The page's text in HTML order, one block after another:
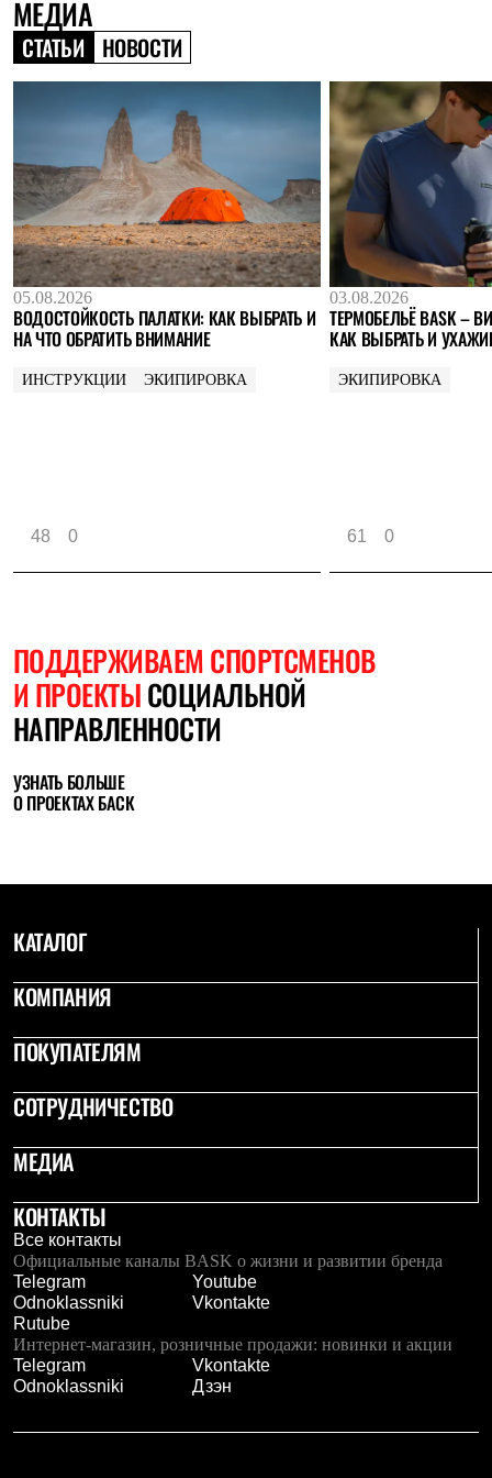
Где купить
МЕДИА
СТАТЬИ НОВОСТИ
05.08.2026
ВОДОСТОЙКОСТЬ ПАЛАТКИ: КАК ВЫБРАТЬ И
НА ЧТО ОБРАТИТЬ ВНИМАНИЕ
ИНСТРУКЦИИ ЭКИПИРОВКА
48 0
03.08.2026
ТЕРМОБЕЛЬЁ BASK –
КАК ВЫБРАТЬ И
ЭКИПИРОВКА
61 0
ПОДДЕРЖИВАЕМ СПОРТСМЕНОВ
И ПРОЕКТЫСОЦИАЛЬНОЙ
НАПРАВЛЕННОСТИ
УЗНАТЬ БОЛЬШЕ
О ПРОЕКТАХ БАСК
КАТАЛОГ
КОМПАНИЯ
ПОКУПАТЕЛЯМ
СОТРУДНИЧЕСТВО
МЕДИА
КОНТАКТЫ
Все контакты
Официальные каналы BASK о жизни и развитии бренда
Telegram
Youtube
Odnoklassniki
Vkontakte
Rutube
Интернет-магазин, розничные продажи: новинки и акции
Telegram
Vkontakte
Odnoklassniki
Дзэн